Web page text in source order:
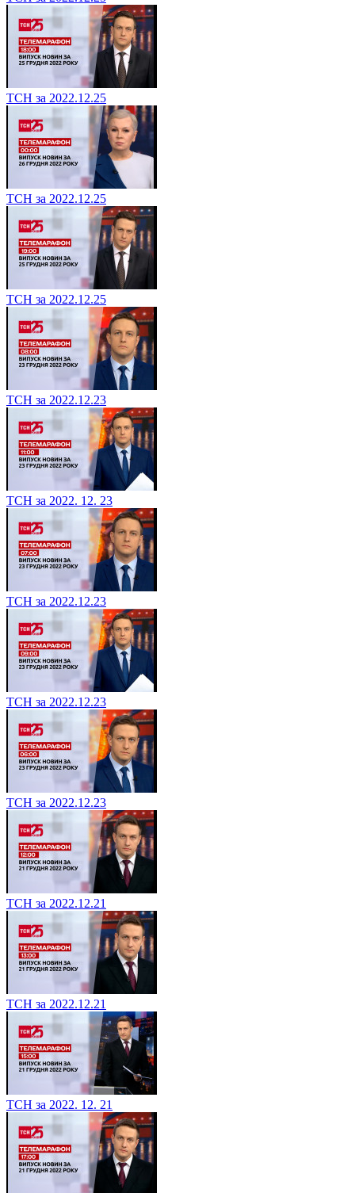
ТСН за 2022.12.25
ТСН за 2022.12.25
ТСН за 2022.12.25
ТСН за 2022.12.23
ТСН за 2022. 12. 23
ТСН за 2022.12.23
ТСН за 2022.12.23
ТСН за 2022.12.23
ТСН за 2022.12.21
ТСН за 2022.12.21
ТСН за 2022. 12. 21